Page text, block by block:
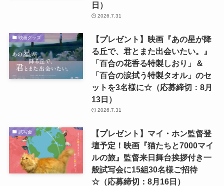
日）
2026.7.31
映画グッズ
【プレゼント】映画『あの星が降
る丘で、君とまた出会いたい。』
「百合の花香る特製しおり」＆
「百合の涙拭う特製タオル」のセ
ットを3名様に☆（応募締切：8月
13日）
2026.7.31
試写会
【プレゼント】マイ・ホン監督登
壇予定！映画『猫たちと7000マイ
ルの旅』監督来日舞台挨拶付き一
般試写会に15組30名様ご招待
☆（応募締切：8月16日）